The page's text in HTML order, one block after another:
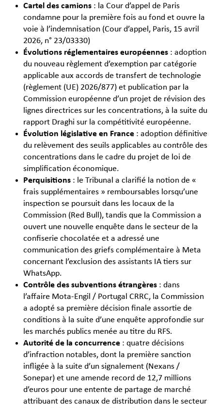
Cartel des camions : la Cour d’appel de Paris
condamne pour la première fois au fond et ouvre la
voie à l’indemnisation (Cour d’appel, Paris, 15 avril
2026, n° 23/03330)
Évolutions réglementaires européennes : adoption
du nouveau règlement d’exemption par catégorie
applicable aux accords de transfert de technologie
(règlement (UE) 2026/877) et publication par la
Commission européenne d’un projet de révision des
lignes directrices sur les concentrations, à la suite du
rapport Draghi sur la compétitivité européenne.
Évolution législative en France : adoption définitive
du relèvement des seuils applicables au contrôle des
concentrations dans le cadre du projet de loi de
simplification économique.
Perquisitions : le Tribunal a clarifié la notion de «
frais supplémentaires » remboursables lorsqu’une
inspection se poursuit dans les locaux de la
Commission (Red Bull), tandis que la Commission a
ouvert une nouvelle enquête dans le secteur de la
confiserie chocolatée et a adressé une
communication des griefs complémentaire à Meta
concernant l’exclusion des assistants IA tiers sur
WhatsApp.
Contrôle des subventions étrangères : dans
l’affaire Mota-Engil / Portugal CRRC, la Commission
a adopté sa première décision finale assortie de
conditions à la suite d’une enquête approfondie sur
les marchés publics menée au titre du RFS.
Autorité de la concurrence : quatre décisions
d’infraction notables, dont la première sanction
infligée à la suite d’un signalement (Nexans /
Sonepar) et une amende record de 12,7 millions
d’euros pour une entente de partage de marché
attribuant des canaux de distribution dans le secteur